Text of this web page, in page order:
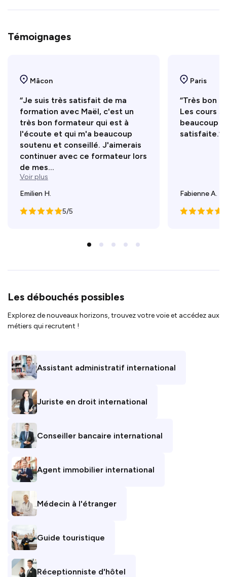
Témoignages
Mâcon
“Je suis très satisfait de ma
formation avec Maël, c'est un
très bon formateur qui est à
l'écoute et qui m'a beaucoup
soutenu et conseillé. J'aimerais
continuer avec ce formateur lors
de mes...
Voir plus
Emilien H.
5/5
Paris
“Très bon
Les cours
beaucoup
satisfaite.”
Fabienne A.
Les débouchés possibles
Explorez de nouveaux horizons, trouvez votre voie et accédez aux
métiers qui recrutent !
Assistant administratif international
Juriste en droit international
Conseiller bancaire international
Agent immobilier international
Médecin à l'étranger
Guide touristique
Réceptionniste d'hôtel